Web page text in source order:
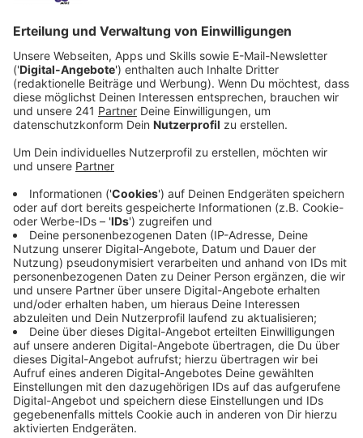
Bayer 04 unterstützt mit Fan-Aktionen
Anzeige
Mit drei großen Fan-Aktionen konnte Bayer 04 mehr
als 6.600 Euro sammeln. Diese Spende fließt in die
neue Kinderpalliativstation, die in den kommenden
Monaten die ersten Patienten aufnehmen soll.
Anzeige
Klinikum auf Spenden angewiesen
Anzeige
Das Leverkusener Krankenhaus rechnet damit, dass
die Station mehr kosten als einnehmen wird.